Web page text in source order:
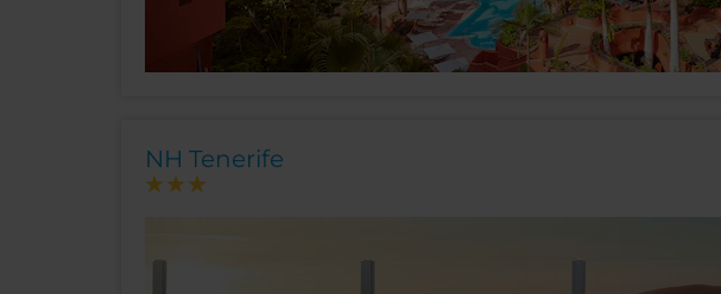
NH Tenerife